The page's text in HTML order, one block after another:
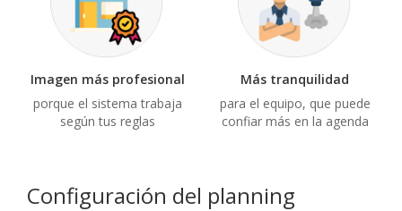
Imagen más profesional
porque el sistema trabaja
según tus reglas
Más tranquilidad
para el equipo, que puede
confiar más en la agenda
Configuración del planning